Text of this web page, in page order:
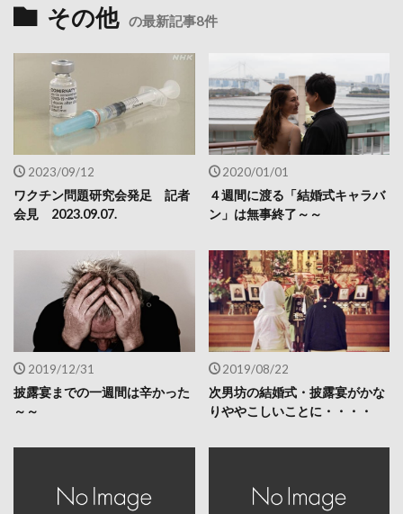
その他 の最新記事8件
2023/09/12
ワクチン問題研究会発足 記者
会見 2023.09.07.
2020/01/01
４週間に渡る「結婚式キャラバ
ン」は無事終了～～
2019/12/31
披露宴までの一週間は辛かった
～～
2019/08/22
次男坊の結婚式・披露宴がかな
りややこしいことに・・・・